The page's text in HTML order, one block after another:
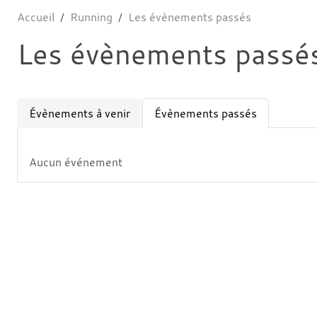
Accueil Running Les évènements passés
Les évènements
Évènements à venir Évènements passés
Aucun événement